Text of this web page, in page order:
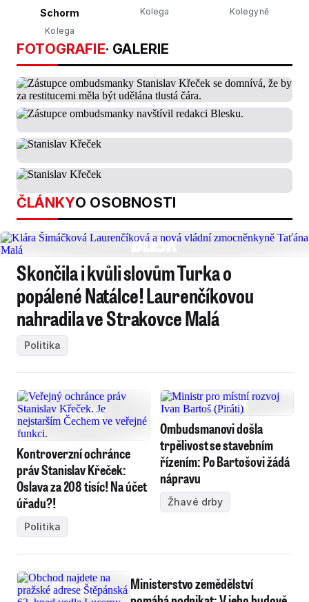
Schorm
Kolega
Kolega Kolegyně
FOTOGRAFIE· GALERIE
ČLÁNKYO OSOBNOSTI
Skončila i kvůli slovům Turka o
popálené Natálce! Laurenčíkovou
nahradila ve Strakovce Malá
Politika
Kontroverzní ochránce
práv Stanislav Křeček:
Oslava za 208 tisíc! Na účet
úřadu?!
Politika
Ombudsmanovi došla
trpělivost se stavebním
řízením: Po Bartošovi žádá
nápravu
Žhavé drby
Ministerstvo zemědělství